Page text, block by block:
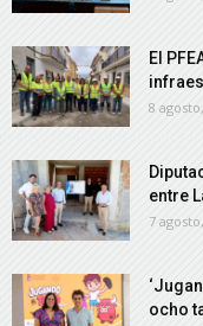
El
8
entre
7
ocho